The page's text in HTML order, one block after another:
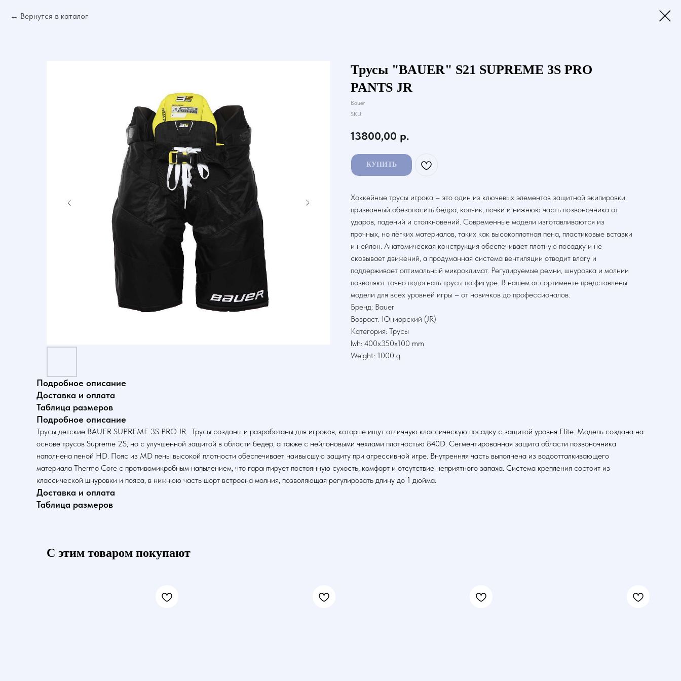
Вернутся в каталог
Трусы "BAUER" S21 SUPREME 3S PRO
PANTS JR
Bauer
SKU:
13800,00 р.
КУПИТЬ
Хоккейные трусы игрока – это один из ключевых элементов защитной экипировки,
призванный обезопасить бедра, копчик, почки и нижнюю часть позвоночника от
ударов, падений и столкновений. Современные модели изготавливаются из
прочных, но лёгких материалов, таких как высокоплотная пена, пластиковые вставки
и нейлон. Анатомическая конструкция обеспечивает плотную посадку и не
сковывает движений, а продуманная система вентиляции отводит влагу и
поддерживает оптимальный микроклимат. Регулируемые ремни, шнуровка и молнии
позволяют точно подогнать трусы по фигуре. В нашем ассортименте представлены
модели для всех уровней игры – от новичков до профессионалов.
Бренд: Bauer
Возраст: Юниорский (JR)
Категория: Трусы
lwh: 400x350x100 mm
Weight: 1000 g
Подробное описание
Доставка и оплата
Таблица размеров
Подробное описание
Трусы детские BAUER SUPREME 3S PRO JR. Трусы созданы и разработаны для игроков, которые ищут отличную классическую посадку с защитой уровня Elite. Модель создана на
основе трусов Supreme 2S, но с улучшенной защитой в области бедер, а также с нейлоновыми чехлами плотностью 840D. Сегментированная защита области позвоночника
наполнена пеной HD. Пояс из MD пены высокой плотности обеспечивает наивысшую защиту при агрессивной игре. Внутренняя часть выполнена из водоотталкивающего
материала Thermo Core с противомикробным напылением, что гарантирует постоянную сухость, комфорт и отсутствие неприятного запаха. Система крепления состоит из
классической шнуровки и пояса, в нижнюю часть шорт встроена молния, позволяющая регулировать длину до 1 дюйма.
Доставка и оплата
Таблица размеров
С этим товаром покупают